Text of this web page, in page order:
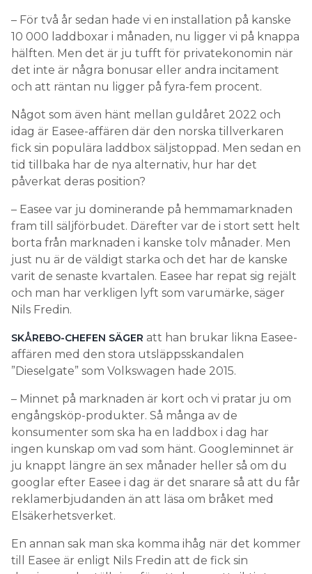
– För två år sedan hade vi en installation på kanske
10 000 laddboxar i månaden, nu ligger vi på knappa
hälften. Men det är ju tufft för privatekonomin när
det inte är några bonusar eller andra incitament
och att räntan nu ligger på fyra-fem procent.
Något som även hänt mellan guldåret 2022 och
idag är Easee-affären där den norska tillverkaren
fick sin populära laddbox säljstoppad. Men sedan en
tid tillbaka har de nya alternativ, hur har det
påverkat deras position?
– Easee var ju dominerande på hemmamarknaden
fram till säljförbudet. Därefter var de i stort sett helt
borta från marknaden i kanske tolv månader. Men
just nu är de väldigt starka och det har de kanske
varit de senaste kvartalen. Easee har repat sig rejält
och man har verkligen lyft som varumärke, säger
Nils Fredin.
SKÅREBO-CHEFEN SÄGER att han brukar likna Easee-
affären med den stora utsläppsskandalen
”Dieselgate” som Volkswagen hade 2015.
– Minnet på marknaden är kort och vi pratar ju om
engångsköp-produkter. Så många av de
konsumenter som ska ha en laddbox i dag har
ingen kunskap om vad som hänt. Googleminnet är
ju knappt längre än sex månader heller så om du
googlar efter Easee i dag är det snarare så att du får
reklamerbjudanden än att läsa om bråket med
Elsäkerhetsverket.
En annan sak man ska komma ihåg när det kommer
till Easee är enligt Nils Fredin att de fick sin